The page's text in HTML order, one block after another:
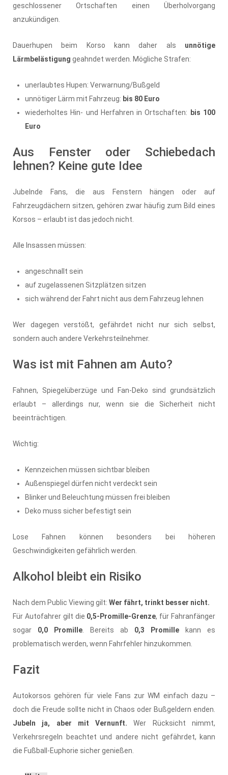
geschlossener Ortschaften einen Überholvorgang
anzukündigen.
Dauerhupen beim Korso kann daher als unnötige
Lärmbelästigung geahndet werden. Mögliche Strafen:
unerlaubtes Hupen: Verwarnung/Bußgeld
unnötiger Lärm mit Fahrzeug: bis 80 Euro
wiederholtes Hin- und Herfahren in Ortschaften:
bis 100
Euro
Aus Fenster oder Schiebedach
lehnen? Keine gute Idee
Jubelnde Fans, die aus Fenstern hängen oder auf
Fahrzeugdächern sitzen, gehören zwar häufig zum Bild eines
Korsos – erlaubt ist das jedoch nicht.
Alle Insassen müssen:
angeschnallt sein
auf zugelassenen Sitzplätzen sitzen
sich während der Fahrt nicht aus dem Fahrzeug lehnen
Wer dagegen verstößt, gefährdet nicht nur sich selbst,
sondern auch andere Verkehrsteilnehmer.
Was ist mit Fahnen am Auto?
Fahnen, Spiegelüberzüge und Fan-Deko sind grundsätzlich
erlaubt – allerdings nur, wenn sie die Sicherheit nicht
beeinträchtigen.
Wichtig:
Kennzeichen müssen sichtbar bleiben
Außenspiegel dürfen nicht verdeckt sein
Blinker und Beleuchtung müssen frei bleiben
Deko muss sicher befestigt sein
Lose Fahnen können besonders bei höheren
Geschwindigkeiten gefährlich werden.
Alkohol bleibt ein Risiko
Nach dem Public Viewing gilt: Wer fährt, trinkt besser nicht.
Für Autofahrer gilt die 0,5-Promille-Grenze, für Fahranfänger
sogar 0,0 Promille . Bereits ab 0,3 Promille kann es
problematisch werden, wenn Fahrfehler hinzukommen.
Fazit
Autokorsos gehören für viele Fans zur WM einfach dazu –
doch die Freude sollte nicht in Chaos oder Bußgeldern enden.
Jubeln ja, aber mit Vernunft. Wer Rücksicht nimmt,
Verkehrsregeln beachtet und andere nicht gefährdet, kann
die Fußball-Euphorie sicher genießen.